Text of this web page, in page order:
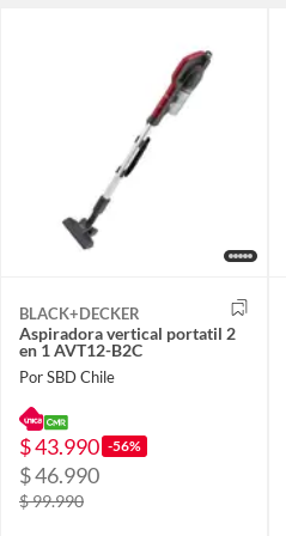
BLACK+DECKER
Aspiradora vertical portatil 2
en 1 AVT12-B2C
Por SBD Chile
$ 43.990 -56%
$ 46.990
$ 99.990